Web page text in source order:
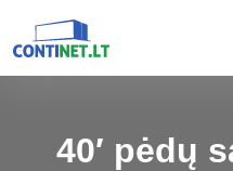
40′ pėdų